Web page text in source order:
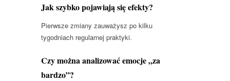
Jak szybko pojawiają się efekty?
Pierwsze zmiany zauważysz po kilku
tygodniach regularnej praktyki.
Czy można analizować emocje „za
bardzo”?